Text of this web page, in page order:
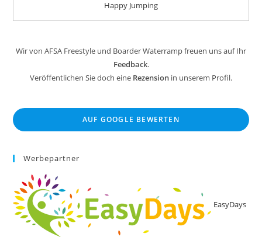
Happy Jumping
Wir von AFSA Freestyle und Boarder Waterramp freuen uns auf Ihr
Feedback.
Veröffentlichen Sie doch eine Rezension in unserem Profil.
AUF GOOGLE BEWERTEN
Werbepartner
EasyDays